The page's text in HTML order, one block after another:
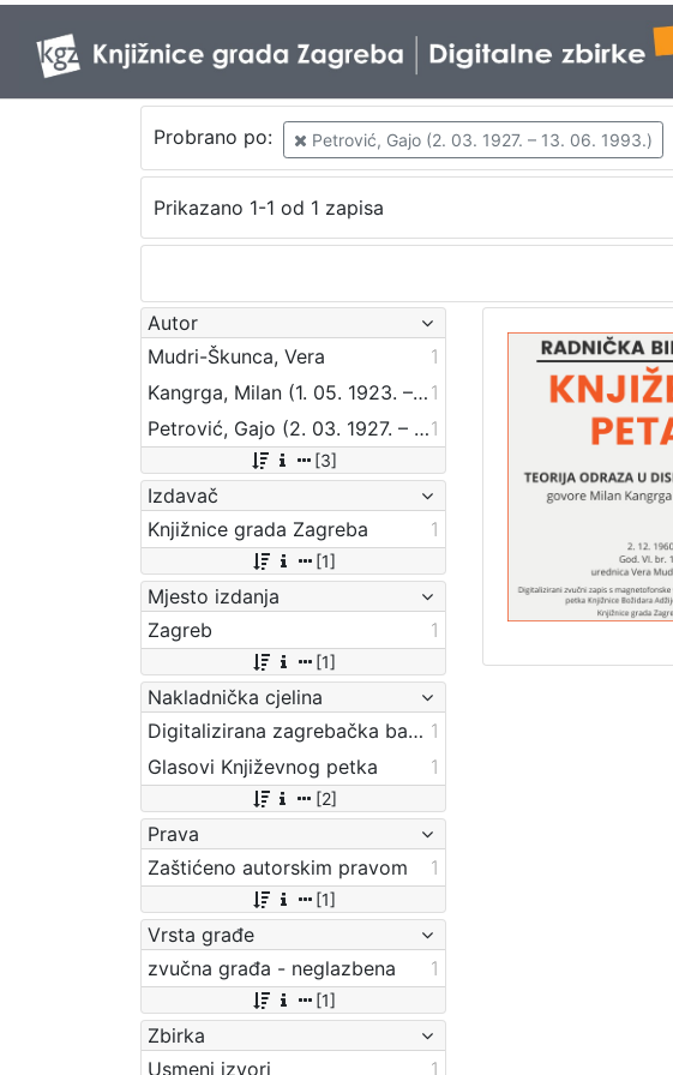
Probrano po: Petrović, Gajo (2. 03. 1927. – 13. 06. 1993.)
Prikazano 1-1 od 1 zapisa
Autor
Mudri-Škunca, Vera
1
Kangrga, Milan (1. 05. 1923. – 25. 04. 2008.) 1
Petrović, Gajo (2. 03. 1927. – 13. 06. 1993.)1
[3]
Izdavač
Knjižnice grada Zagreba
1
[1]
Mjesto izdanja
Zagreb
1
[1]
Nakladnička cjelina
Digitalizirana zagrebačka baština 1
Glasovi Književnog petka
1
[2]
Prava
Zaštićeno autorskim pravom
1
[1]
Vrsta građe
zvučna građa - neglazbena
1
[1]
Zbirka
Usmeni izvori
1